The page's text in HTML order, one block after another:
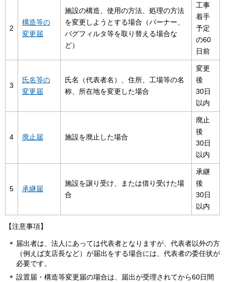
2
構造等の
変更届
施設の構造、使用の方法、処理の方法
を変更しようとする場合（バーナー、
バグフィルタ等を取り替える場合な
ど）
工事
着手
予定
の60
日前
3
氏名等の
変更届
氏名（代表者名）、住所、工場等の名
称、所在地を変更した場合
変更
後
30日
以内
4 廃止届 施設を廃止した場合
廃止
後
30日
以内
5 承継届
施設を譲り受け、または借り受けた場
合
承継
後
30日
以内
【注意事項】
届出者は、法人にあっては代表者となりますが、代表者以外の方
（例えば支店長など）が届出をする場合には、代表者の委任状が
必要です。
設置届・構造等変更届の場合は、届出が受理されてから60日間